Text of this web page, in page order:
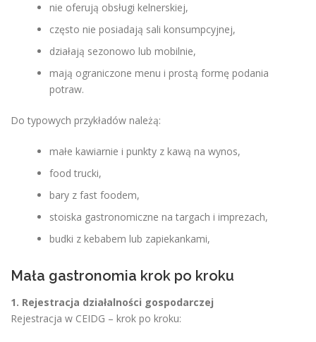
nie oferują obsługi kelnerskiej,
często nie posiadają sali konsumpcyjnej,
działają sezonowo lub mobilnie,
mają ograniczone menu i prostą formę podania
potraw.
Do typowych przykładów należą:
małe kawiarnie i punkty z kawą na wynos,
food trucki,
bary z fast foodem,
stoiska gastronomiczne na targach i imprezach,
budki z kebabem lub zapiekankami,
Mała gastronomia krok po kroku
1. Rejestracja działalności gospodarczej
Rejestracja w CEIDG – krok po kroku: